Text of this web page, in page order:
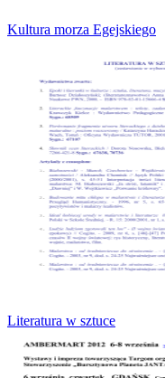
Kultura morza Egejskiego
Literatura w sztuce